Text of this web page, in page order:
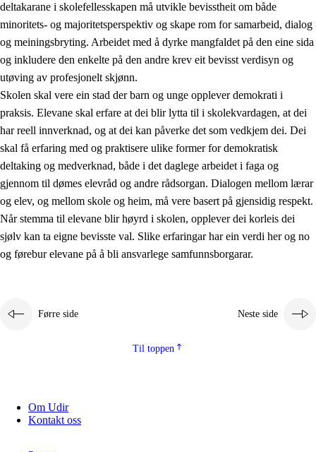
deltakarane i skolefellesskapen må utvikle bevisstheit om både
minoritets- og majoritetsperspektiv og skape rom for samarbeid, dialog
og meiningsbryting. Arbeidet med å dyrke mangfaldet på den eine sida
og inkludere den enkelte på den andre krev eit bevisst verdisyn og
utøving av profesjonelt skjønn.
Skolen skal vere ein stad der barn og unge opplever demokrati i
praksis. Elevane skal erfare at dei blir lytta til i skolekvardagen, at dei
har reell innverknad, og at dei kan påverke det som vedkjem dei. Dei
skal få erfaring med og praktisere ulike former for demokratisk
deltaking og medverknad, både i det daglege arbeidet i faga og
gjennom til dømes elevråd og andre rådsorgan. Dialogen mellom lærar
og elev, og mellom skole og heim, må vere basert på gjensidig respekt.
Når stemma til elevane blir høyrd i skolen, opplever dei korleis dei
sjølv kan ta eigne bevisste val. Slike erfaringar har ein verdi her og no
og førebur elevane på å bli ansvarlege samfunnsborgarar.
Førre side Neste side
Til toppen
Om Udir
Kontakt oss